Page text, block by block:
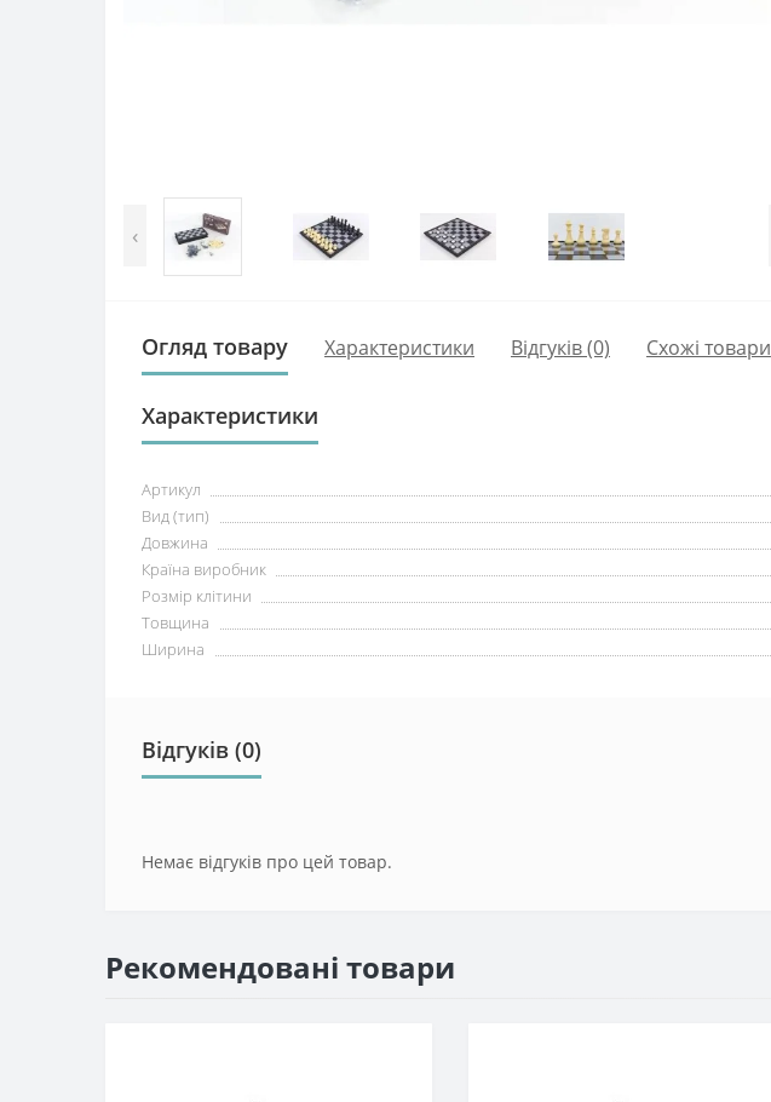
‹
Огляд товару Характеристики Відгуків (0) Схожі товари
Характеристики
Артикул
Вид (тип)
Довжина
Країна виробник
Розмір клітини
Товщина
Ширина
Відгуків (0)
Немає відгуків про цей товар.
Рекомендовані товари